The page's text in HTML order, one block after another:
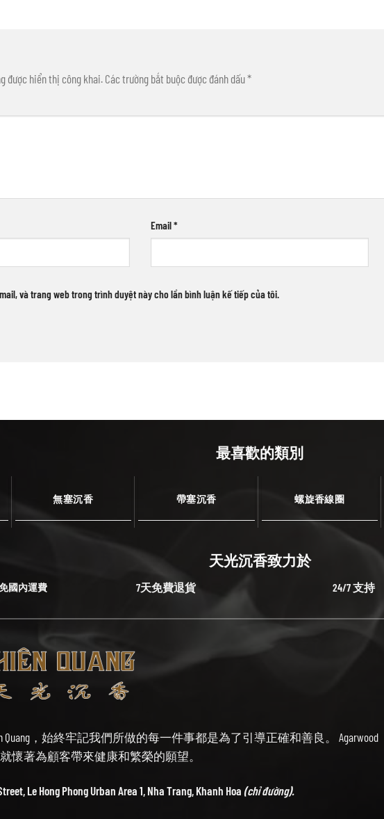
được hiển thị công khai.Các trường bắt buộc được đánh dấu*
Email*
và trang web trong trình duyệt này cho lần bình luận kế tiếp của tôi.
最喜歡的類別
無塞沉香 帶塞沉香 螺旋香線圈
天光沉香致力於
國內運費 7天免費退貨 24/7 支持
Quang，始終牢記我們所做的每一件事都是為了引導正確和善良。 Agarwood
就懷著為顧客帶來健康和繁榮的願望。
Le Hong Phong Urban Area 1, Nha Trang, Khanh Hoa (chỉ đường).